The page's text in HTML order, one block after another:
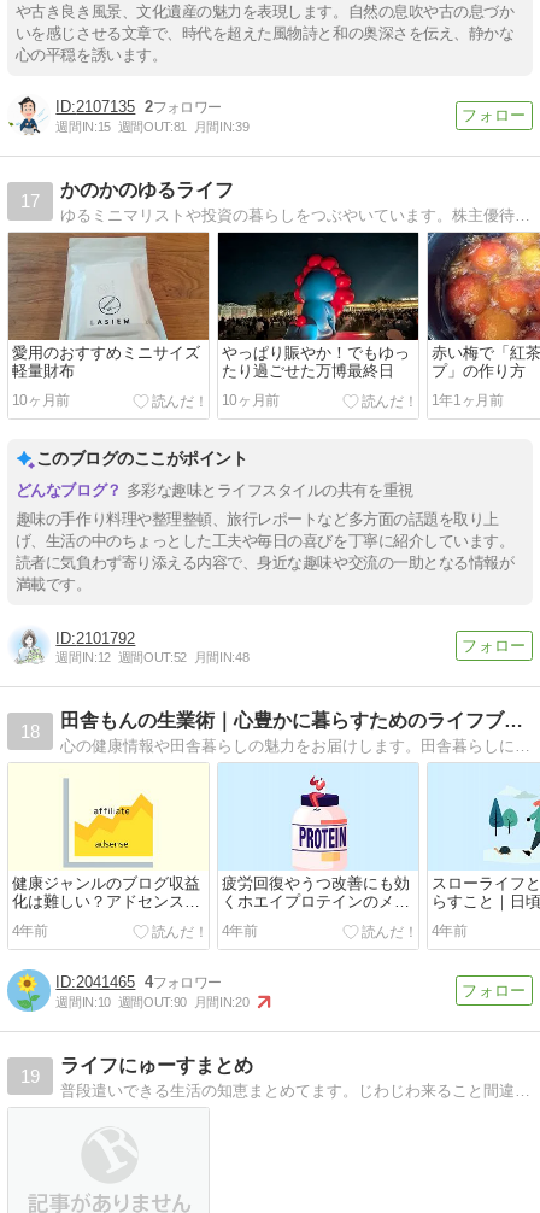
や古き良き風景、文化遺産の魅力を表現します。自然の息吹や古の息づか
いを感じさせる文章で、時代を超えた風物詩と和の奥深さを伝え、静かな
心の平穏を誘います。
2107135 2
週間IN:15 週間OUT:81 月間IN:39
17
かのかのゆるライフ
ゆるミニマリストや投資の暮らしをつぶやいています。株主優待や高配当株で投資もコツコツと励み中。ミーハーなのでいろんな趣味のことも。ゆるキャン好きです。
愛用のおすすめミニサイズ
軽量財布
10ヶ月前
やっぱり賑やか！でもゆっ
たり過ごせた万博最終日
10ヶ月前
赤い梅で「紅
プ」の作り方
1年1ヶ月前
このブログのここがポイント
多彩な趣味とライフスタイルの共有を重視
趣味の手作り料理や整理整頓、旅行レポートなど多方面の話題を取り上
げ、生活の中のちょっとした工夫や毎日の喜びを丁寧に紹介しています。
読者に気負わず寄り添える内容で、身近な趣味や交流の一助となる情報が
満載です。
2101792
週間IN:12 週間OUT:52 月間IN:48
18
田舎もんの生業術｜心豊かに暮らすためのライフブログ
心の健康情報や田舎暮らしの魅力をお届けします。田舎暮らしにもおすすめの副業ノウハウも発信中。ひまわりのように毎日ポカポカした気持ちで過ごせますように！
健康ジャンルのブログ収益
化は難しい？アドセンスで
月1万円稼ぐ記事の書き方
4年前
疲労回復やうつ改善にも効
くホエイプロテインのメリ
ットと賢い選び方
4年前
スローライフ
らすこと｜日
けたい時間の
4年前
2041465 4
週間IN:10 週間OUT:90 月間IN:20
19
ライフにゅーすまとめ
普段遣いできる生活の知恵まとめてます。じわじわ来ること間違いなし！